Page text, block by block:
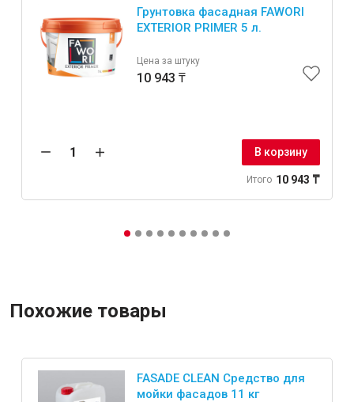
Грунтовка фасадная FAWORI
EXTERIOR PRIMER 5 л.
Цена за штуку
10 943 ₸
В корзину
Итого 10 943 ₸
Похожие товары
FASADE CLEAN Средство для
мойки фасадов 11 кг